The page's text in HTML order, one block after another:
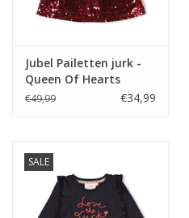
Jubel Pailetten jurk -
Queen Of Hearts
Bordeaux
€49,99 €34,99
SALE